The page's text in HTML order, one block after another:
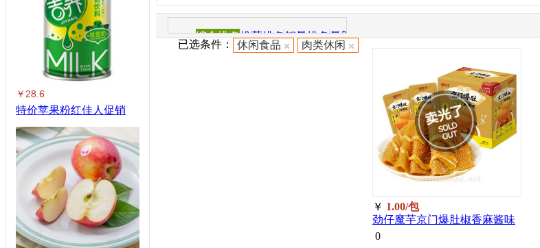
￥28.6
特价苹果粉红佳人促销
综合排名推荐排名销量排名最新商品
已选条件： 休闲食品 肉类休闲
￥ 1.00/包
劲仔魔芋京门爆肚椒香麻酱味
18g/包 18
0